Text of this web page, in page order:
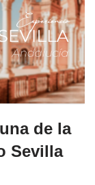
de la
Sevilla